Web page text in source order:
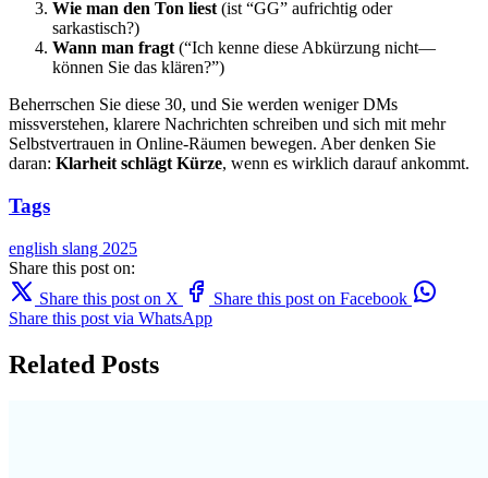
Wie man den Ton liest (ist “GG” aufrichtig oder
sarkastisch?)
Wann man fragt (“Ich kenne diese Abkürzung nicht—
können Sie das klären?”)
Beherrschen Sie diese 30, und Sie werden weniger DMs
missverstehen, klarere Nachrichten schreiben und sich mit mehr
Selbstvertrauen in Online-Räumen bewegen. Aber denken Sie
daran: Klarheit schlägt Kürze, wenn es wirklich darauf ankommt.
Tags
english slang 2025
Share this post on:
Share this post on X
Share this post on Facebook
Share this post via WhatsApp
Related Posts